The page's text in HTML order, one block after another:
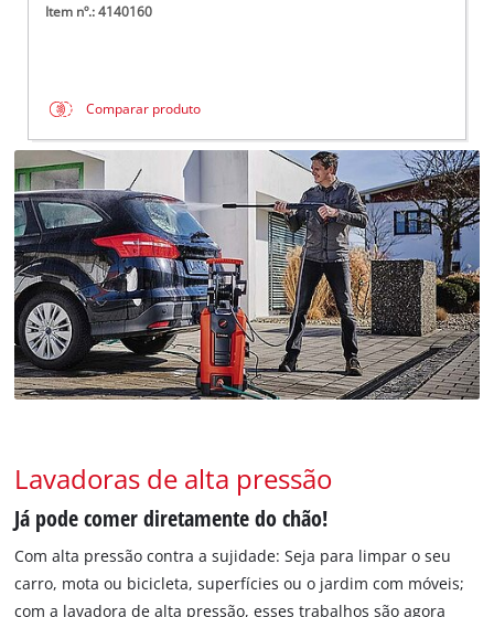
Item nº.: 4140160
Comparar produto
Lavadoras de alta pressão
Já pode comer diretamente do chão!
Com alta pressão contra a sujidade: Seja para limpar o seu
carro, mota ou bicicleta, superfícies ou o jardim com móveis;
com a lavadora de alta pressão, esses trabalhos são agora